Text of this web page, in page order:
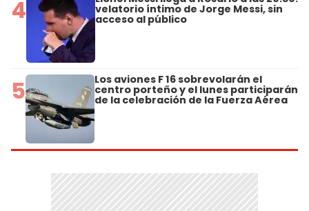
4 velatorio íntimo de Jorge Messi, sin
acceso al público
5 Los aviones F 16 sobrevolarán el
centro porteño y el lunes participarán
de la celebración de la Fuerza Aérea